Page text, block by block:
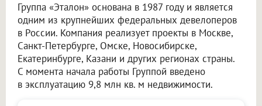
Группа «Эталон» основана в 1987 году и является
одним из крупнейших федеральных девелоперов
в России. Компания реализует проекты в Москве,
Санкт-Петербурге, Омске, Новосибирске,
Екатеринбурге, Казани и других регионах страны.
С момента начала работы Группой введено
в эксплуатацию 9,8 млн кв. м недвижимости.